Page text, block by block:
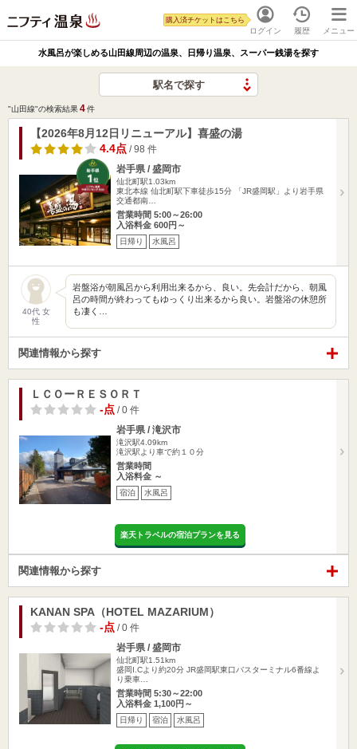
ログイン
購入済チケットはこちら
履歴 メニュー
水風呂が楽しめる山田線周辺の温泉、日帰り温泉、スーパー銭湯を探す
駅名で探す
"山田線"の検索結果4件
【2026年8月12日リニューアル】喜盛の湯
4.4点 / 98 件
岩手県 / 盛岡市
仙北町駅1.03km
東北本線 仙北町駅下車徒歩15分 「JR盛岡駅」より岩手県
交通都南…
営業時間 5:00～26:00
入浴料金 600円～
日帰り 水風呂
40代 女
性
岩盤浴が朝風呂から利用出来るから、良い。先会計だから、朝風
呂の時間が終わってもゆっくり出来るから良い。岩盤浴の休憩所
も凄く…
関連情報から探す
ＬＣＯーＲＥＳＯＲＴ
-点 / 0 件
岩手県 / 滝沢市
滝沢駅4.09km
滝沢駅より車で約１０分
営業時間
入浴料金 ～
宿泊 水風呂
楽天トラベルの宿泊プランを見る
関連情報から探す
KANAN SPA（HOTEL MAZARIUM）
-点 / 0 件
岩手県 / 盛岡市
仙北町駅1.51km
盛岡I.Cより約20分 JR盛岡駅東口バスターミナル6番線よ
り乗車…
営業時間 5:30～22:00
入浴料金 1,100円～
日帰り 宿泊 水風呂